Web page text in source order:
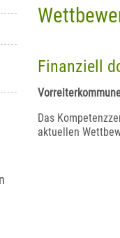
Finanziell
Das
aktuellen